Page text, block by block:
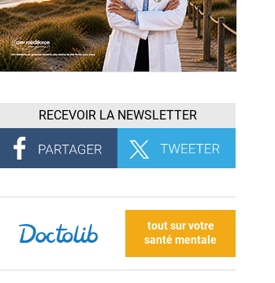
RECEVOIR LA NEWSLETTER
tout sur votre
santé mentale